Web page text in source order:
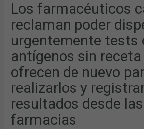
Los farmacéuticos
reclaman poder
urgentemente tests
antígenos sin receta
ofrecen de nuevo
realizarlos y
resultados desde las
farmacias
ANTÍGENOS
SIN
RECETA
Y
OFRECEN
DE
NUEVO
PARA
REALIZARLOS
LOS
RESULTADOS
DESDE
LAS